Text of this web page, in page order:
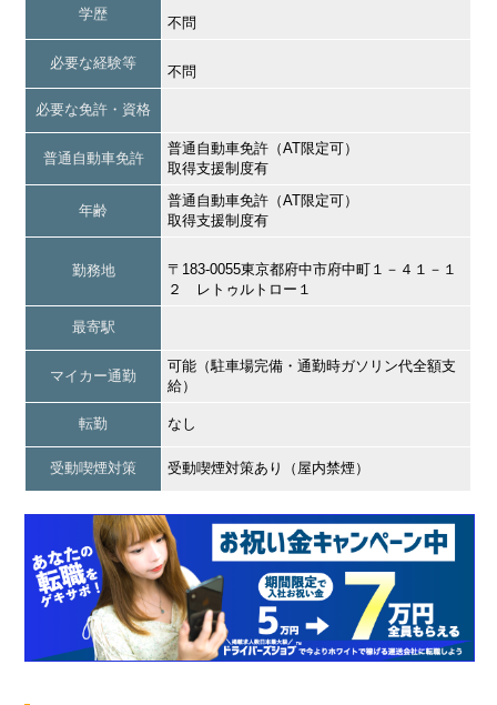
学歴
不問
必要な経験等
不問
必要な免許・資格
普通自動車免許
普通自動車免許（AT限定可）
取得支援制度有
年齢
普通自動車免許（AT限定可）
取得支援制度有
勤務地
〒183-0055東京都府中市府中町１－４１－１
２ レトゥルトロー１
最寄駅
マイカー通勤
可能（駐車場完備・通勤時ガソリン代全額支
給）
転勤 なし
受動喫煙対策 受動喫煙対策あり（屋内禁煙）